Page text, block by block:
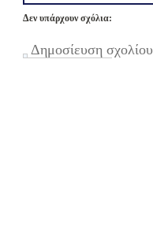
Δεν υπάρχουν σχόλια:
Δημοσίευση σχολίου